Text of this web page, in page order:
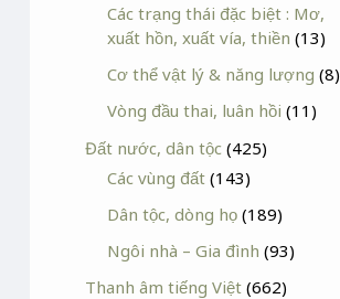
Các trạng thái đặc biệt : Mơ,
xuất hồn, xuất vía, thiền (13)
Cơ thể vật lý & năng lượng (8)
Vòng đầu thai, luân hồi (11)
Đất nước, dân tộc (425)
Các vùng đất (143)
Dân tộc, dòng họ (189)
Ngôi nhà – Gia đình (93)
Thanh âm tiếng Việt (662)